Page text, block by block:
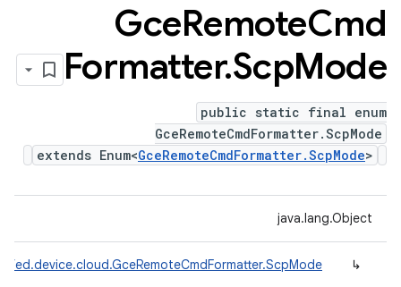
GceRemoteCmd
Formatter.ScpMode
public static final enum
GceRemoteCmdFormatter.ScpMode
extends Enum<GceRemoteCmdFormatter.ScpMode>
java.lang.Object
↳